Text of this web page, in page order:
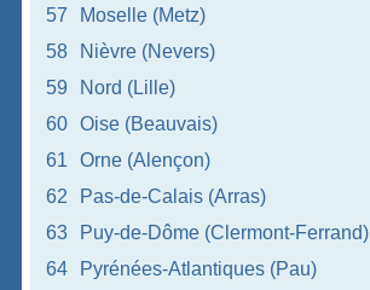
57
Moselle (Metz)
58
Nièvre (Nevers)
59
Nord (Lille)
60
Oise (Beauvais)
61
Orne (Alençon)
62
Pas-de-Calais (Arras)
63
Puy-de-Dôme (Clermont-Ferrand)
64
Pyrénées-Atlantiques (Pau)